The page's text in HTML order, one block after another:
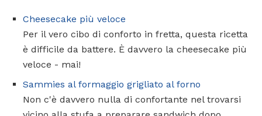
Cheesecake più veloce
Per il vero cibo di conforto in fretta, questa ricetta
è difficile da battere. È davvero la cheesecake più
veloce - mai!
Sammies al formaggio grigliato al forno
Non c'è davvero nulla di confortante nel trovarsi